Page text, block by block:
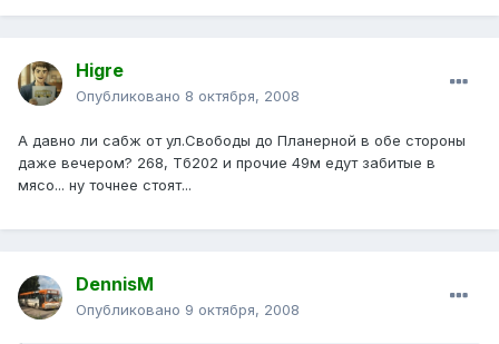
Higre
Опубликовано 8 октября, 2008
А давно ли сабж от ул.Свободы до Планерной в обе стороны
даже вечером? 268, Тб202 и прочие 49м едут забитые в
мясо... ну точнее стоят...
DennisM
Опубликовано 9 октября, 2008